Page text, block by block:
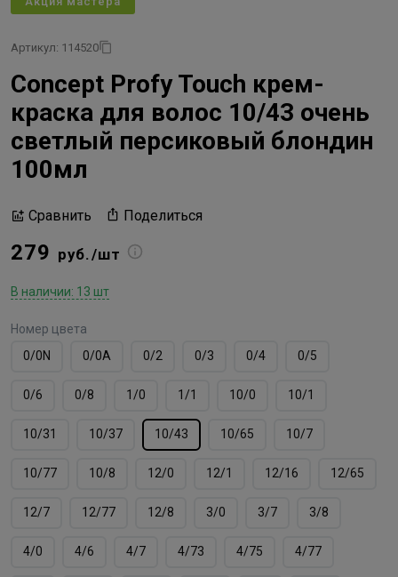
Артикул: 114520
Concept Profy Touch крем-
краска для волос 10/43 очень
светлый персиковый блондин
100мл
Сравнить Поделиться
279 руб./шт
В наличии: 13 шт
Номер цвета
0/0N
0/0А 0/2 0/3 0/4 0/5
0/6 0/8 1/0 1/1 10/0 10/1
10/31 10/37 10/43 10/65 10/7
10/77 10/8 12/0 12/1 12/16 12/65
12/7 12/77 12/8 3/0 3/7 3/8
4/0 4/6 4/7 4/73 4/75 4/77